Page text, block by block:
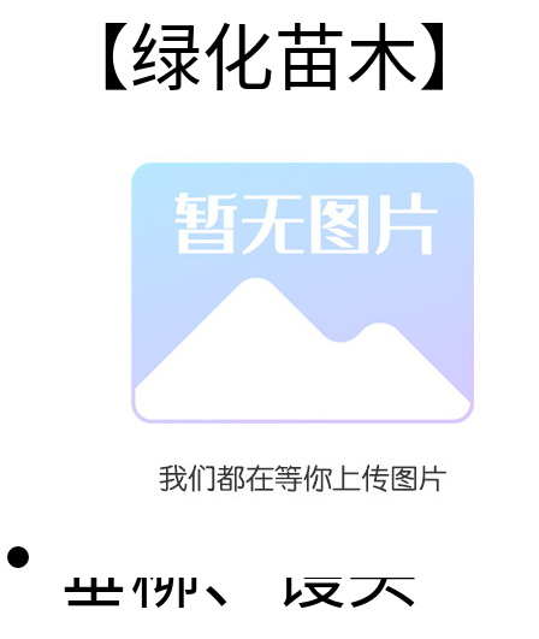
【绿化苗木】
圆冠榆、金叶
榆、长枝榆、
垂榆、新疆
杨、河北杨、
垂柳、馒头